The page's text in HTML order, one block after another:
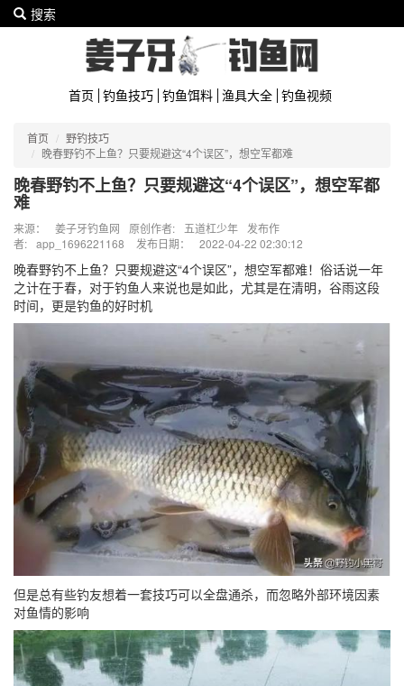
搜索
首页 钓鱼技巧 钓鱼饵料 渔具大全 钓鱼视频
首页
野钓技巧
晚春野钓不上鱼？只要规避这“4个误区”，想空军都难
晚春野钓不上鱼？只要规避这“4个误区”，想空军都
难
来源： 姜子牙钓鱼网 原创作者: 五道杠少年
发布作
者: app_1696221168 发布日期： 2022-04-22 02:30:12
晚春野钓不上鱼？只要规避这“4个误区”，想空军都难！俗话说一年
之计在于春，对于钓鱼人来说也是如此，尤其是在清明，谷雨这段
时间，更是钓鱼的好时机
但是总有些钓友想着一套技巧可以全盘通杀，而忽略外部环境因素
对鱼情的影响